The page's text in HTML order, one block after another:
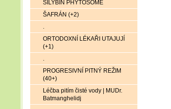
SILYBIN PHYTOSOME
ŠAFRÁN (+2)
.
ORTODOXNÍ LÉKAŘI UTAJUJÍ
(+1)
.
PROGRESIVNÍ PITNÝ REŽIM
(40+)
Léčba pitím čisté vody | MUDr.
Batmanghelidj